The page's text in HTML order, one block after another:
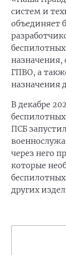
систем и
объединяет
назначения,
ГПВО, а
назначения
В декабре
ПСБ
через него
которые
других